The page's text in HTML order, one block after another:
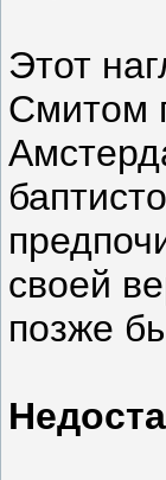
Этот
Смитом
своей
позже